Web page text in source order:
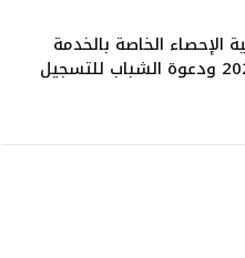
الإحصاء الخاصة بالخدمة
العسكرية لسنة 2026 ودعوة الشباب للتسجيل